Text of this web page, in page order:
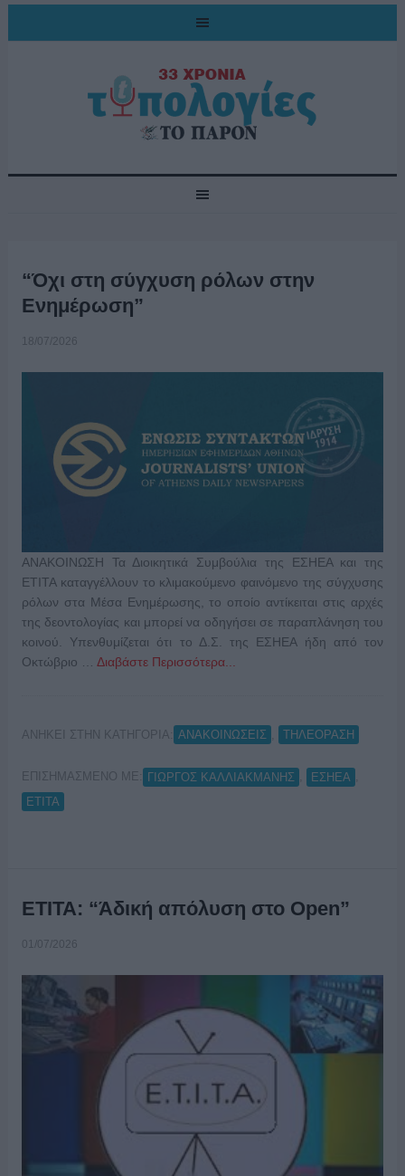
“Όχι στη σύγχυση ρόλων στην
Ενημέρωση”
18/07/2026
ΑΝΑΚΟΙΝΩΣΗ Τα Διοικητικά Συμβούλια της ΕΣΗΕΑ και της
ΕΤΙΤΑ καταγγέλλουν το κλιμακούμενο φαινόμενο της σύγχυσης
ρόλων στα Μέσα Ενημέρωσης, το οποίο αντίκειται στις αρχές
της δεοντολογίας και μπορεί να οδηγήσει σε παραπλάνηση του
κοινού. Υπενθυμίζεται ότι το Δ.Σ. της ΕΣΗΕΑ ήδη από τον
Οκτώβριο … Διαβάστε Περισσότερα...
ΑΝΗΚΕΙ ΣΤΗΝ ΚΑΤΗΓΟΡΙΑ: ΑΝΑΚΟΙΝΩΣΕΙΣ ΤΗΛΕΟΡΑΣΗ
ΕΠΙΣΗΜΑΣΜΕΝΟ ΜΕ: ΓΙΩΡΓΟΣ ΚΑΛΛΙΑΚΜΑΝΗΣ ΕΣΗΕΑ
ΕΤΙΤΑ
ΕΤΙΤΑ: “Άδική απόλυση στο Open”
01/07/2026